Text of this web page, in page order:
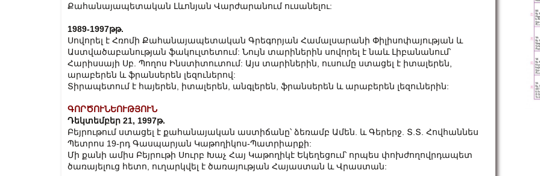
Քահանայապետական Լևոնյան Վարժարանում ուսանելու:
1989-1997թթ.
Սովորել է Հռոմի Քահանայապետական Գրեգորյան Համալսարանի Փիլիսոփայության և
Աստվածաբանության ֆակուլտետում: Նույն տարիներին սովորել է նաև Լիբանանում՝
Հարիսսայի Սբ. Պողոս Ինստիտուտում: Այս տարիներին, ուսումը ստացել է իտալերեն,
արաբերեն և ֆրանսերեն լեզուներով:
Տիրապետում է հայերեն, իտալերեն, անգլերեն, ֆրանսերեն և արաբերեն լեզուներին:
ԳՈՐԾՈՒՆԵՈՒԹՅՈՒՆ
Դեկտեմբեր 21, 1997թ.
Բեյրութում ստացել է քահանայական աստիճանը՝ ձեռամբ Ամեն. և Գերերջ. Տ.Տ. Հովհաննես
Պետրոս 19-րդ Գասպարյան Կաթողիկոս-Պատրիարքի:
Մի քանի ամիս Բեյրութի Սուրբ Խաչ Հայ Կաթողիկէ Եկեղեցում՝ որպես փոխժողովրդապետ
ծառայելուց հետո, ուղարկվել է ծառայության Հայաստան և Վրաստան: